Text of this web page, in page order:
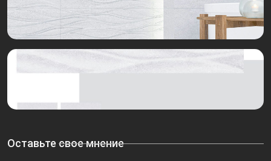
Оставьте свое мнение